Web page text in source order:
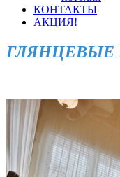
КОНТАКТЫ
АКЦИЯ!